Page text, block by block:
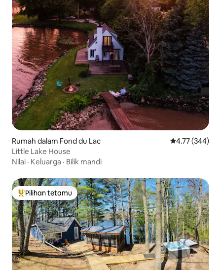
Rumah dalam Fond du Lac Penarafan
4.77 (344)
Little Lake House
Nilai · Keluarga · Bilik mandi
Pilihan utama tetamu
Pilihan tetamu